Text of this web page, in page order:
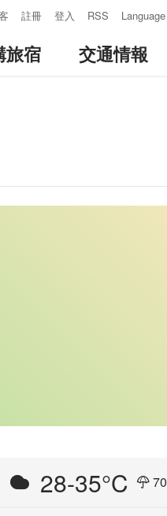
註冊 登入 RSS Language
旅宿 交通情報
28-35°C